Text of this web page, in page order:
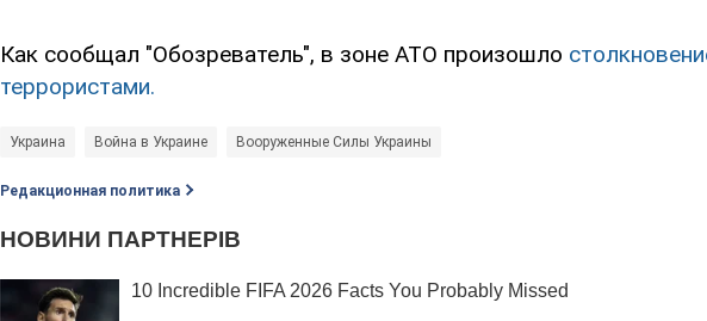
Как сообщал "Обозреватель", в зоне АТО произошло
террористами.
Украина Война в Украине Вооруженные Силы Украины
Редакционная политика